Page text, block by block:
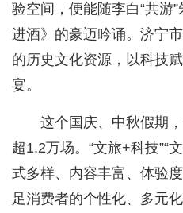
验空间，便能随李白“共游
进酒》的豪迈吟诵。济宁
的历史文化资源，以科技
宴。
这个国庆、中秋假期
超1.2万场。“文旅+科技”“
式多样、内容丰富、体验
足消费者的个性化、多元化